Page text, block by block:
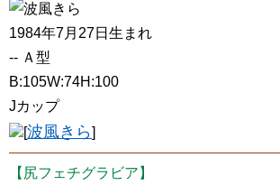
波風きら
1984年7月27日生まれ
-- Ａ型
B:105W:74H:100
Jカップ
[波風きら]
【尻フェチグラビア】